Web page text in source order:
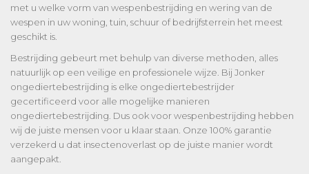
met u welke vorm van wespenbestrijding en wering van de
wespen in uw woning, tuin, schuur of bedrijfsterrein het meest
geschikt is.
Bestrijding gebeurt met behulp van diverse methoden, alles
natuurlijk op een veilige en professionele wijze. Bij Jonker
ongediertebestrijding is elke ongediertebestrijder
gecertificeerd voor alle mogelijke manieren
ongediertebestrijding. Dus ook voor wespenbestrijding hebben
wij de juiste mensen voor u klaar staan. Onze 100% garantie
verzekerd u dat insectenoverlast op de juiste manier wordt
aangepakt.